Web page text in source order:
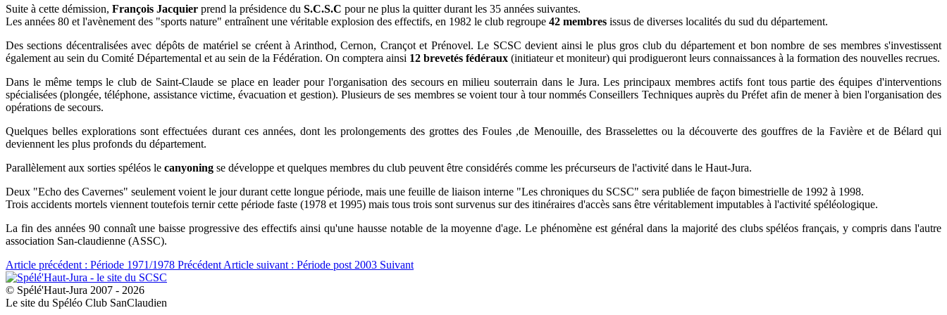
Suite à cette démission, François Jacquier prend la présidence du S.C.S.C pour ne plus la quitter durant les 35 années suivantes.
Les années 80 et l'avènement des "sports nature" entraînent une véritable explosion des effectifs, en 1982 le club regroupe 42 membres issus de diverses localités du sud du département.
Des sections décentralisées avec dépôts de matériel se créent à Arinthod, Cernon, Crançot et Prénovel. Le SCSC devient ainsi le plus gros club du département et bon nombre de ses membres s'investissent
également au sein du Comité Départemental et au sein de la Fédération. On comptera ainsi 12 brevetés fédéraux (initiateur et moniteur) qui prodigueront leurs connaissances à la formation des nouvelles recrues.
Dans le même temps le club de Saint-Claude se place en leader pour l'organisation des secours en milieu souterrain dans le Jura. Les principaux membres actifs font tous partie des équipes d'interventions
spécialisées (plongée, téléphone, assistance victime, évacuation et gestion). Plusieurs de ses membres se voient tour à tour nommés Conseillers Techniques auprès du Préfet afin de mener à bien l'organisation des
opérations de secours.
Quelques belles explorations sont effectuées durant ces années, dont les prolongements des grottes des Foules ,de Menouille, des Brasselettes ou la découverte des gouffres de la Favière et de Bélard qui
deviennent les plus profonds du département.
Parallèlement aux sorties spéléos le canyoning se développe et quelques membres du club peuvent être considérés comme les précurseurs de l'activité dans le Haut-Jura.
Deux "Echo des Cavernes" seulement voient le jour durant cette longue période, mais une feuille de liaison interne "Les chroniques du SCSC" sera publiée de façon bimestrielle de 1992 à 1998.
Trois accidents mortels viennent toutefois ternir cette période faste (1978 et 1995) mais tous trois sont survenus sur des itinéraires d'accès sans être véritablement imputables à l'activité spéléologique.
La fin des années 90 connaît une baisse progressive des effectifs ainsi qu'une hausse notable de la moyenne d'age. Le phénomène est général dans la majorité des clubs spéléos français, y compris dans l'autre
association San-claudienne (ASSC).
Article précédent : Période 1971/1978 Précédent Article suivant : Période post 2003 Suivant
© Spélé'Haut-Jura 2007 - 2026
Le site du Spéléo Club SanClaudien